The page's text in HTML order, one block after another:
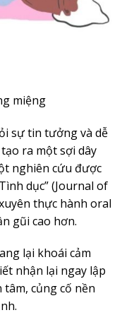
miệng
sự tin tưởng và dễ
ra một sợi dây
nghiên cứu được
dục” (Journal of
thực hành oral
gũi cao hơn.
lại khoái cảm
nhận lại ngay lập
củng cố nền